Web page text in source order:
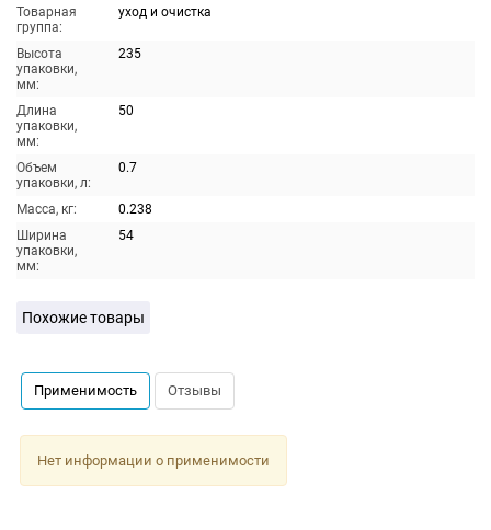
Товарная
группа:
уход и очистка
Высота
упаковки,
мм:
235
Длина
упаковки,
мм:
50
Объем
упаковки, л:
0.7
Масса, кг:
0.238
Ширина
упаковки,
мм:
54
Похожие товары
Применимость Отзывы
Нет информации о применимости